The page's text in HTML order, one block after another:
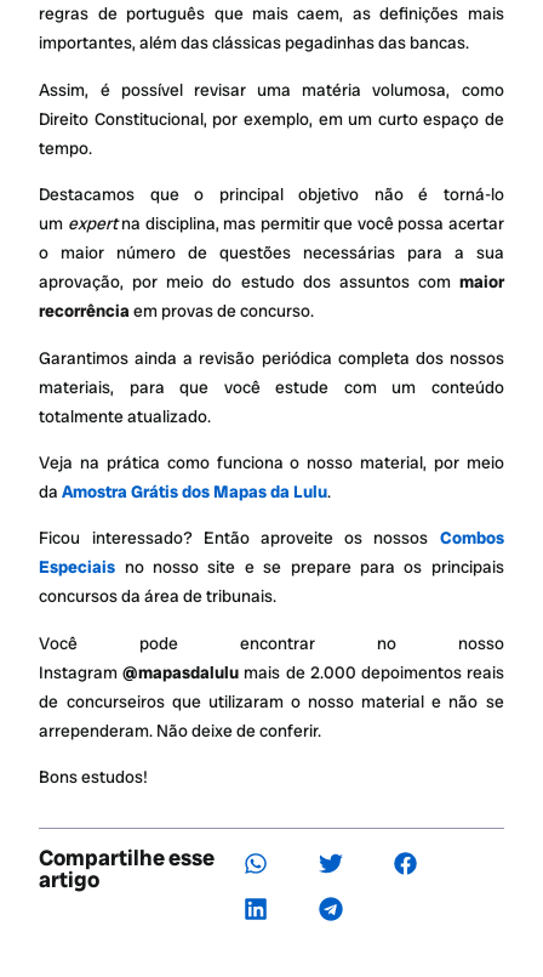
regras de português que mais caem, as definições mais
importantes, além das clássicas pegadinhas das bancas.
Assim, é possível revisar uma matéria volumosa, como
Direito Constitucional, por exemplo, em um curto espaço de
tempo.
Destacamos que o principal objetivo não é torná-lo
um expertna disciplina, mas permitir que você possa acertar
o maior número de questões necessárias para a sua
aprovação, por meio do estudo dos assuntos com maior
recorrênciaem provas de concurso.
Garantimos ainda a revisão periódica completa dos nossos
materiais, para que você estude com um conteúdo
totalmente atualizado.
Veja na prática como funciona o nosso material, por meio
daAmostra Grátis dos Mapas da Lulu.
Ficou interessado? Então aproveite os nossos Combos
Especiais no nosso site e se prepare para os principais
concursos da área de tribunais.
Você pode encontrar no nosso
Instagram@mapasdalulu mais de 2.000 depoimentos reais
de concurseiros que utilizaram o nosso material e não se
arrependeram. Não deixe de conferir.
Bons estudos!
Compartilhe esse
artigo